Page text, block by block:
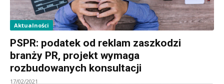
Aktualności
PSPR: podatek od reklam zaszkodzi
branży PR, projekt wymaga
rozbudowanych konsultacji
17/02/2021